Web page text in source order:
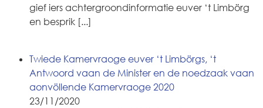
gief iers achtergroondinformatie euver ‘t Limbörg
en besprik [...]
Twiede Kamervraoge euver ‘t Limbörgs, ‘t
Antwoord vaan de Minister en de noedzaak vaan
aonvöllende Kamervraoge 2020
23/11/2020